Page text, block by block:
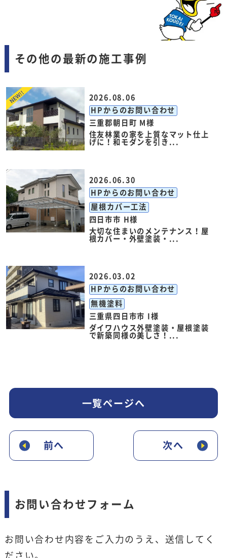
その他の最新の施工事例
2026.08.06
HPからのお問い合わせ
三重郡朝日町 M様
住友林業の家を上質なマット仕上
げに！和モダンを引き...
2026.06.30
HPからのお問い合わせ
屋根カバー工法
四日市市 H様
大切な住まいのメンテナンス！屋
根カバー・外壁塗装・...
2026.03.02
HPからのお問い合わせ
無機塗料
三重県四日市市 I様
ダイワハウス外壁塗装・屋根塗装
で新築同様の美しさ！...
前へ
一覧ページへ
次へ
お問い合わせフォーム
お問い合わせ内容をご入力のうえ、送信してく
ださい。